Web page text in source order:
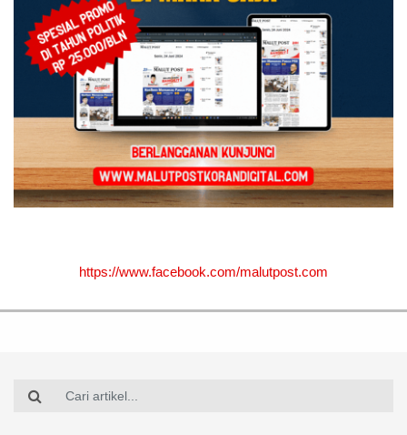
https://www.facebook.com/malutpost.com